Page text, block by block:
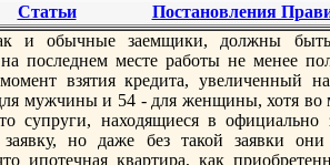
Статьи Постановления
и обычные заемщики, должны
последнем месте работы не менее
взятия кредита, увеличенный
мужчины и 54 - для женщины, хотя во
супруги, находящиеся в официально
но даже без такой заявки они
ипотечная квартира, как